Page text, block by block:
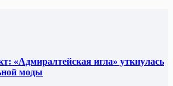
«Адмиралтейская игла» уткнулась
моды